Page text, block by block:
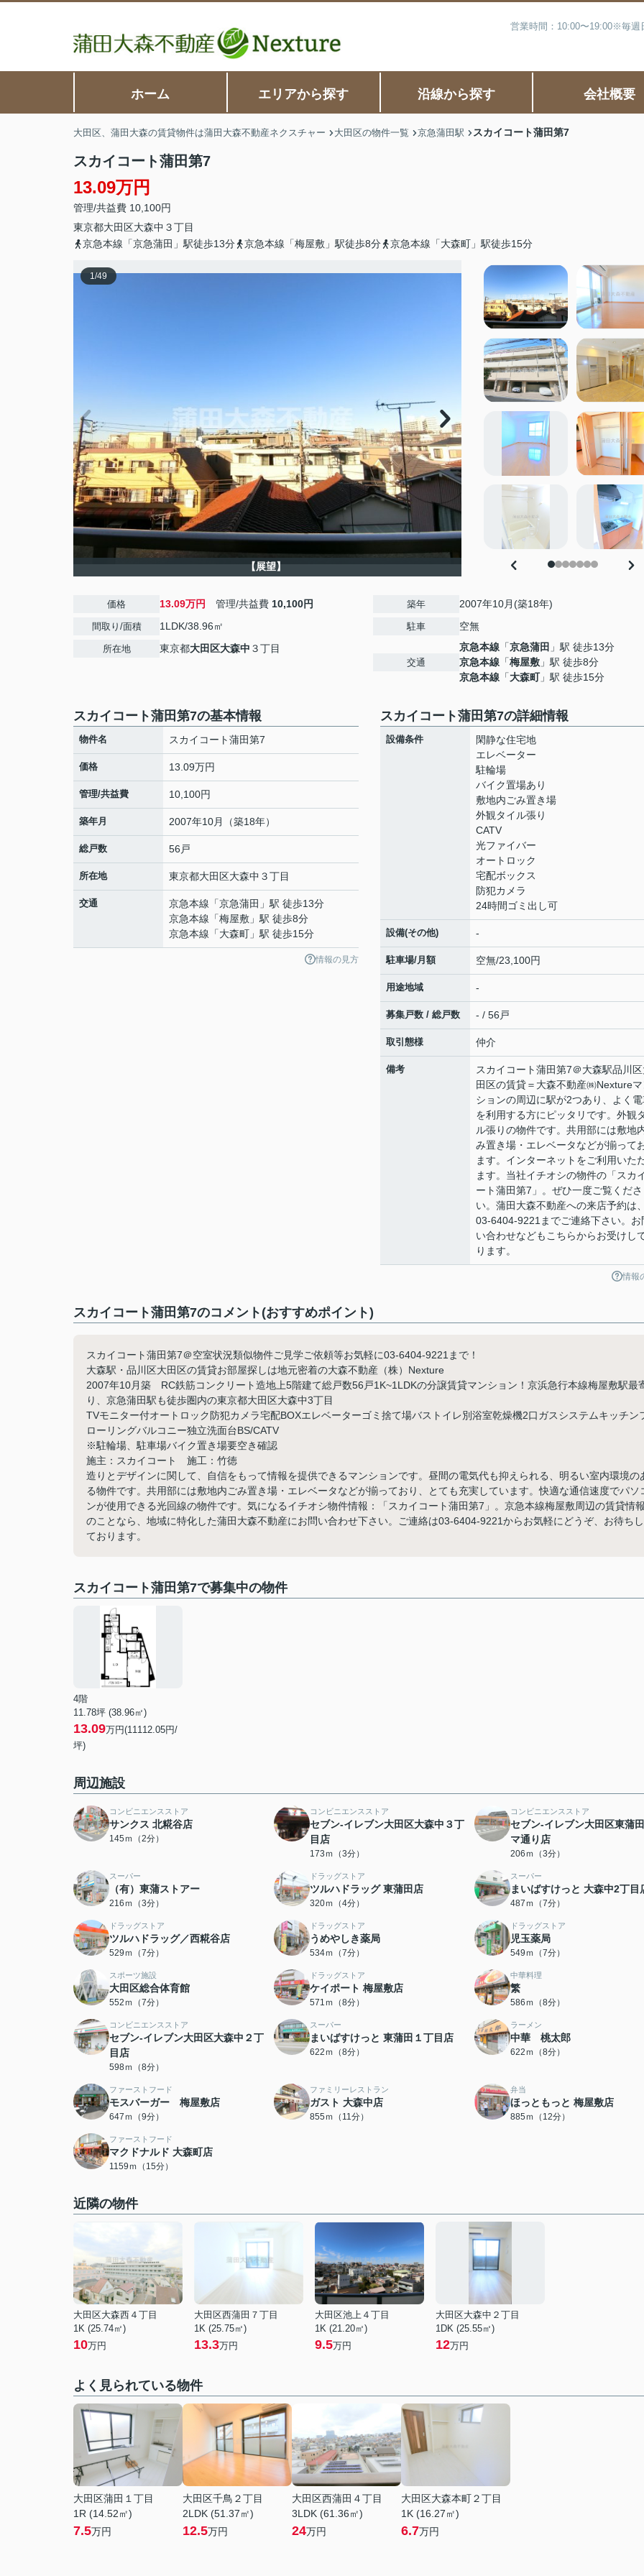
営業時間：10:00〜19:00※毎
ホーム エリアから探す 沿線から探す 会社概要
大田区、蒲田大森の賃貸物件は蒲田大森不動産ネクスチャー 大田区の物件一覧 京急蒲田駅 スカイコート蒲田第7
スカイコート蒲田第7
13.09万円
管理/共益費 10,100円
東京都大田区大森中 ３丁目
京急本線「京急蒲田」駅徒歩13分
京急本線「梅屋敷」駅徒歩8分 京急本線「大森町」駅徒歩15分
1/49
【展望】
価格 13.09万円 管理/共益費 10,100円
間取り/面積 1LDK/38.96㎡
所在地 東京都大田区大森中 ３丁目
築年 2007年10月(築18年)
駐車 空無
交通
京急本線 「京急蒲田 」駅 徒歩13分
京急本線 「梅屋敷 」駅 徒歩8分
京急本線 「大森町」駅 徒歩15分
スカイコート蒲田第7の基本情報
物件名 スカイコート蒲田第7
価格 13.09万円
管理/共益費 10,100円
築年月 2007年10月（築18年）
総戸数 56戸
所在地 東京都大田区大森中 ３丁目
交通 京急本線 「京急蒲田 」駅 徒歩13分
京急本線 「梅屋敷 」駅 徒歩8分
京急本線 「大森町 」駅 徒歩15分
情報の見方
スカイコート蒲田第7の詳細情報
設備条件
閑静な住宅地
エレベーター
駐輪場
バイク置場あり
敷地内ごみ置き場
外観タイル張り
CATV
光ファイバー
オートロック
宅配ボックス
防犯カメラ
24時間ゴミ出し可
設備(その他) -
駐車場/月額 空無/23,100円
用途地域 -
募集戸数 / 総戸数 - / 56戸
取引態様 仲介
備考
スカイコート蒲田第7＠大森駅品川
田区の賃貸＝大森不動産㈱Nextureマ
ションの周辺に駅が2つあり、よく
を利用する方にピッタリです。外観
ル張りの物件です。共用部には敷地
み置き場・エレベータなどが揃って
ます。インターネットをご利用いた
ます。当社イチオシの物件の「スカ
ート蒲田第7」。ぜひ一度ご覧くださ
い。蒲田大森不動産への来店予約は、
03-6404-9221までご連絡下さい。お
い合わせなどもこちらからお受けし
ります。
情報
スカイコート蒲田第7のコメント(おすすめポイント)
スカイコート蒲田第7＠空室状況類似物件ご見学ご依頼等お気軽に03-6404-9221まで！
大森駅・品川区大田区の賃貸お部屋探しは地元密着の大森不動産（株）Nexture
2007年10月築 RC鉄筋コンクリート造地上5階建て総戸数56戸1K~1LDKの分譲賃貸マンション！京浜急行本線梅屋敷駅最
り、京急蒲田駅も徒歩圏内の東京都大田区大森中3丁目
TVモニター付オートロック防犯カメラ宅配BOXエレベーターゴミ捨て場バストイレ別浴室乾燥機2口ガスシステムキッチン
ローリングバルコニー独立洗面台BS/CATV
※駐輪場、駐車場バイク置き場要空き確認
施主：スカイコート 施工：竹徳
造りとデザインに関して、自信をもって情報を提供できるマンションです。昼間の電気代も抑えられる、明るい室内環境の
る物件です。共用部には敷地内ごみ置き場・エレベータなどが揃っており、とても充実しています。快適な通信速度でパソ
ンが使用できる光回線の物件です。気になるイチオシ物件情報：「スカイコート蒲田第7」。京急本線梅屋敷周辺の賃貸情報
のことなら、地域に特化した蒲田大森不動産にお問い合わせ下さい。ご連絡は03-6404-9221からお気軽にどうぞ、お待ちし
ております。
スカイコート蒲田第7で募集中の物件
4階
11.78坪 (38.96㎡)
13.09万円(11112.05円/
坪)
周辺施設
コンビニエンスストア
サンクス 北糀谷店
145ｍ（2分）
コンビニエンスストア
セブン-イレブン大田区大森中３丁
目店
173ｍ（3分）
コンビニエンスストア
セブン-イレブン大田区東蒲
マ通り店
206ｍ（3分）
スーパー
（有）東蒲ストアー
216ｍ（3分）
ドラッグストア
ツルハドラッグ 東蒲田店
320ｍ（4分）
スーパー
まいばすけっと 大森中2丁目
487ｍ（7分）
ドラッグストア
ツルハドラッグ／西糀谷店
529ｍ（7分）
ドラッグストア
うめやしき薬局
534ｍ（7分）
ドラッグストア
児玉薬局
549ｍ（7分）
スポーツ施設
大田区総合体育館
552ｍ（7分）
ドラッグストア
ケイポート 梅屋敷店
571ｍ（8分）
中華料理
繁
586ｍ（8分）
コンビニエンスストア
セブン-イレブン大田区大森中２丁
目店
598ｍ（8分）
スーパー
まいばすけっと 東蒲田１丁目店
622ｍ（8分）
ラーメン
中華 桃太郎
622ｍ（8分）
ファーストフード
モスバーガー 梅屋敷店
647ｍ（9分）
ファミリーレストラン
ガスト 大森中店
855ｍ（11分）
弁当
ほっともっと 梅屋敷店
885ｍ（12分）
ファーストフード
マクドナルド 大森町店
1159ｍ（15分）
近隣の物件
大田区大森西４丁目
1K (25.74㎡)
10万円
大田区西蒲田７丁目
1K (25.75㎡)
13.3万円
大田区池上４丁目
1K (21.20㎡)
9.5万円
大田区大森中２丁目
1DK (25.55㎡)
12万円
よく見られている物件
大田区蒲田１丁目
1R (14.52㎡)
7.5万円
大田区千鳥２丁目
2LDK (51.37㎡)
12.5万円
大田区西蒲田４丁目
3LDK (61.36㎡)
24万円
大田区大森本町２丁目
1K (16.27㎡)
6.7万円